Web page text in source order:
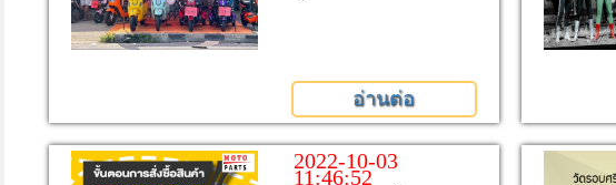
อ่านต่อ
2022-10-03
11:46:52